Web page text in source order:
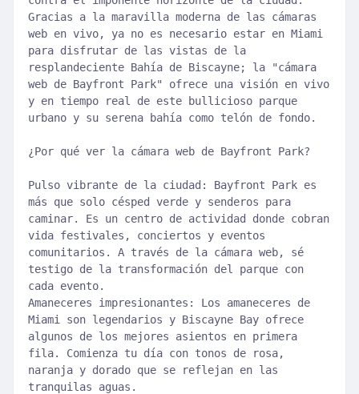
Gracias a la maravilla moderna de las cámaras
web en vivo, ya no es necesario estar en Miami
para disfrutar de las vistas de la
resplandeciente Bahía de Biscayne; la "cámara
web de Bayfront Park" ofrece una visión en vivo
y en tiempo real de este bullicioso parque
urbano y su serena bahía como telón de fondo.
¿Por qué ver la cámara web de Bayfront Park?
Pulso vibrante de la ciudad: Bayfront Park es
más que solo césped verde y senderos para
caminar. Es un centro de actividad donde cobran
vida festivales, conciertos y eventos
comunitarios. A través de la cámara web, sé
testigo de la transformación del parque con
cada evento.
Amaneceres impresionantes: Los amaneceres de
Miami son legendarios y Biscayne Bay ofrece
algunos de los mejores asientos en primera
fila. Comienza tu día con tonos de rosa,
naranja y dorado que se reflejan en las
tranquilas aguas.